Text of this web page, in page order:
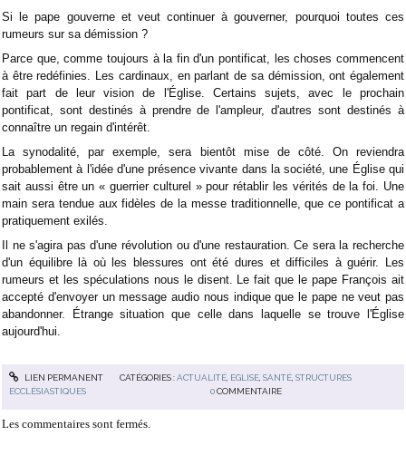
Si le pape gouverne et veut continuer à gouverner, pourquoi toutes ces
rumeurs sur sa démission ?
Parce que, comme toujours à la fin d'un pontificat, les choses commencent
à être redéfinies. Les cardinaux, en parlant de sa démission, ont également
fait part de leur vision de l'Église. Certains sujets, avec le prochain
pontificat, sont destinés à prendre de l'ampleur, d'autres sont destinés à
connaître un regain d'intérêt.
La synodalité, par exemple, sera bientôt mise de côté. On reviendra
probablement à l'idée d'une présence vivante dans la société, une Église qui
sait aussi être un « guerrier culturel » pour rétablir les vérités de la foi. Une
main sera tendue aux fidèles de la messe traditionnelle, que ce pontificat a
pratiquement exilés.
Il ne s'agira pas d'une révolution ou d'une restauration. Ce sera la recherche
d'un équilibre là où les blessures ont été dures et difficiles à guérir. Les
rumeurs et les spéculations nous le disent. Le fait que le pape François ait
accepté d'envoyer un message audio nous indique que le pape ne veut pas
abandonner. Étrange situation que celle dans laquelle se trouve l'Église
aujourd'hui.
LIEN PERMANENT CATÉGORIES :ACTUALITÉ, EGLISE, SANTÉ, STRUCTURES
ECCLÉSIASTIQUES
0 COMMENTAIRE
Les commentaires sont fermés.